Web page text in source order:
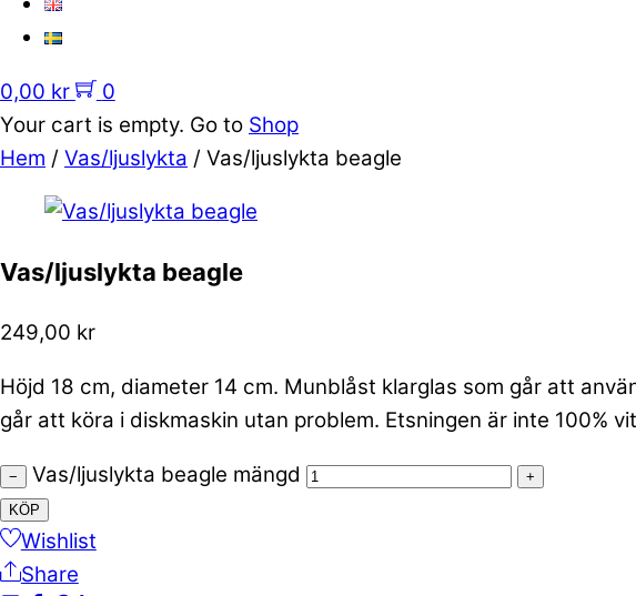
0,00 kr
0
Your cart is empty. Go to Shop
Hem / Vas/ljuslykta / Vas/ljuslykta beagle
Vas/ljuslykta beagle
249,00 kr
Höjd 18 cm, diameter 14 cm. Munblåst klarglas som går att
går att köra i diskmaskin utan problem. Etsningen är inte 100%
− Vas/ljuslykta beagle mängd
+
KÖP
Wishlist
Share